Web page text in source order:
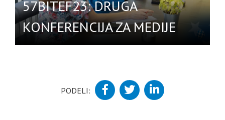
57BITEF23: DRUGA
KONFERENCIJA ZA MEDIJE
PODELI: